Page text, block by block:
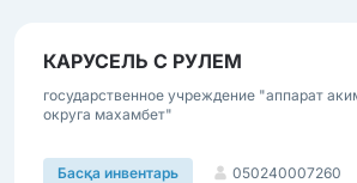
КАРУСЕЛЬ С РУЛЕМ
государственное учреждение "аппарат
округа махамбет"
Басқа инвентарь 050240007260